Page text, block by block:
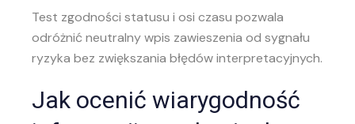
Test zgodności statusu i osi czasu pozwala
odróżnić neutralny wpis zawieszenia od sygnału
ryzyka bez zwiększania błędów interpretacyjnych.
Jak ocenić wiarygodność